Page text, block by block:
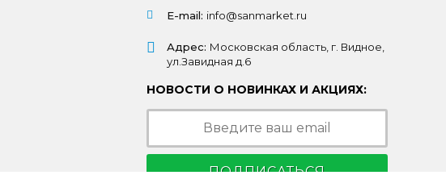
E-mail: info@sanmarket.ru
Адрес: Московская область, г. Видное,
ул.Завидная д.6
НОВОСТИ О НОВИНКАХ И АКЦИЯХ:
ПОДПИСАТЬСЯ